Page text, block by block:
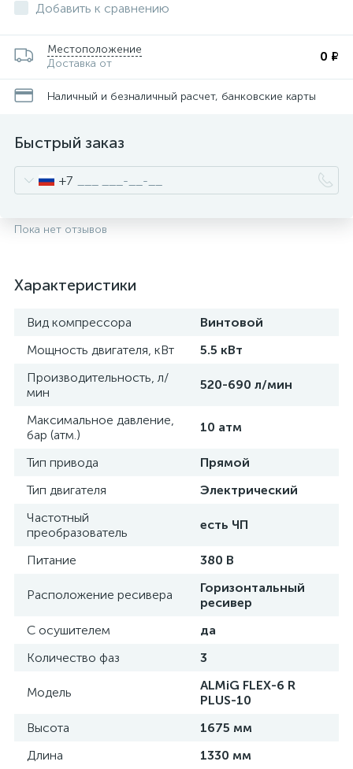
Добавить к сравнению
Местоположение
Доставка от
0 ₽
Наличный и безналичный расчет, банковские карты
Быстрый заказ
+7
Пока нет отзывов
Характеристики
Вид компрессора
Винтовой
Мощность двигателя, кВт
5.5 кВт
Производительность, л/
мин
520-690 л/мин
Максимальное давление,
бар (атм.)
10 атм
Тип привода
Прямой
Тип двигателя
Электрический
Частотный
преобразователь
есть ЧП
Питание 380 В
Расположение ресивера
Горизонтальный
ресивер
С осушителем
да
Количество фаз
3
Модель
ALMiG FLEX-6 R
PLUS-10
Высота
1675 мм
Длина
1330 мм